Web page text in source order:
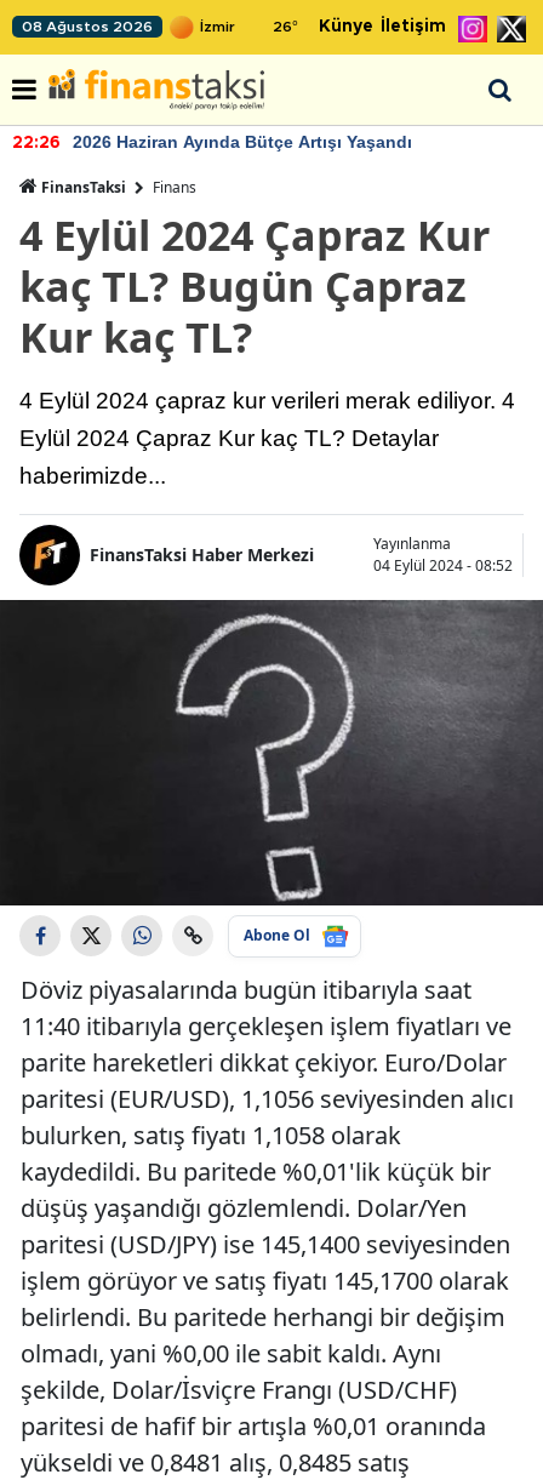
08 Ağustos 2026 26° Künye İletişim
22:26 2026 Haziran Ayında Bütçe Artışı Yaşandı
FinansTaksi Finans
4 Eylül 2024 Çapraz Kur
kaç TL? Bugün Çapraz
Kur kaç TL?
4 Eylül 2024 çapraz kur verileri merak ediliyor. 4
Eylül 2024 Çapraz Kur kaç TL? Detaylar
haberimizde...
FinansTaksi Haber Merkezi
Yayınlanma
04 Eylül 2024 - 08:52
Abone Ol
Döviz piyasalarında bugün itibarıyla saat
11:40 itibarıyla gerçekleşen işlem fiyatları ve
parite hareketleri dikkat çekiyor. Euro/Dolar
paritesi (EUR/USD), 1,1056 seviyesinden alıcı
bulurken, satış fiyatı 1,1058 olarak
kaydedildi. Bu paritede %0,01'lik küçük bir
düşüş yaşandığı gözlemlendi. Dolar/Yen
paritesi (USD/JPY) ise 145,1400 seviyesinden
işlem görüyor ve satış fiyatı 145,1700 olarak
belirlendi. Bu paritede herhangi bir değişim
olmadı, yani %0,00 ile sabit kaldı. Aynı
şekilde, Dolar/İsviçre Frangı (USD/CHF)
paritesi de hafif bir artışla %0,01 oranında
yükseldi ve 0,8481 alış, 0,8485 satış